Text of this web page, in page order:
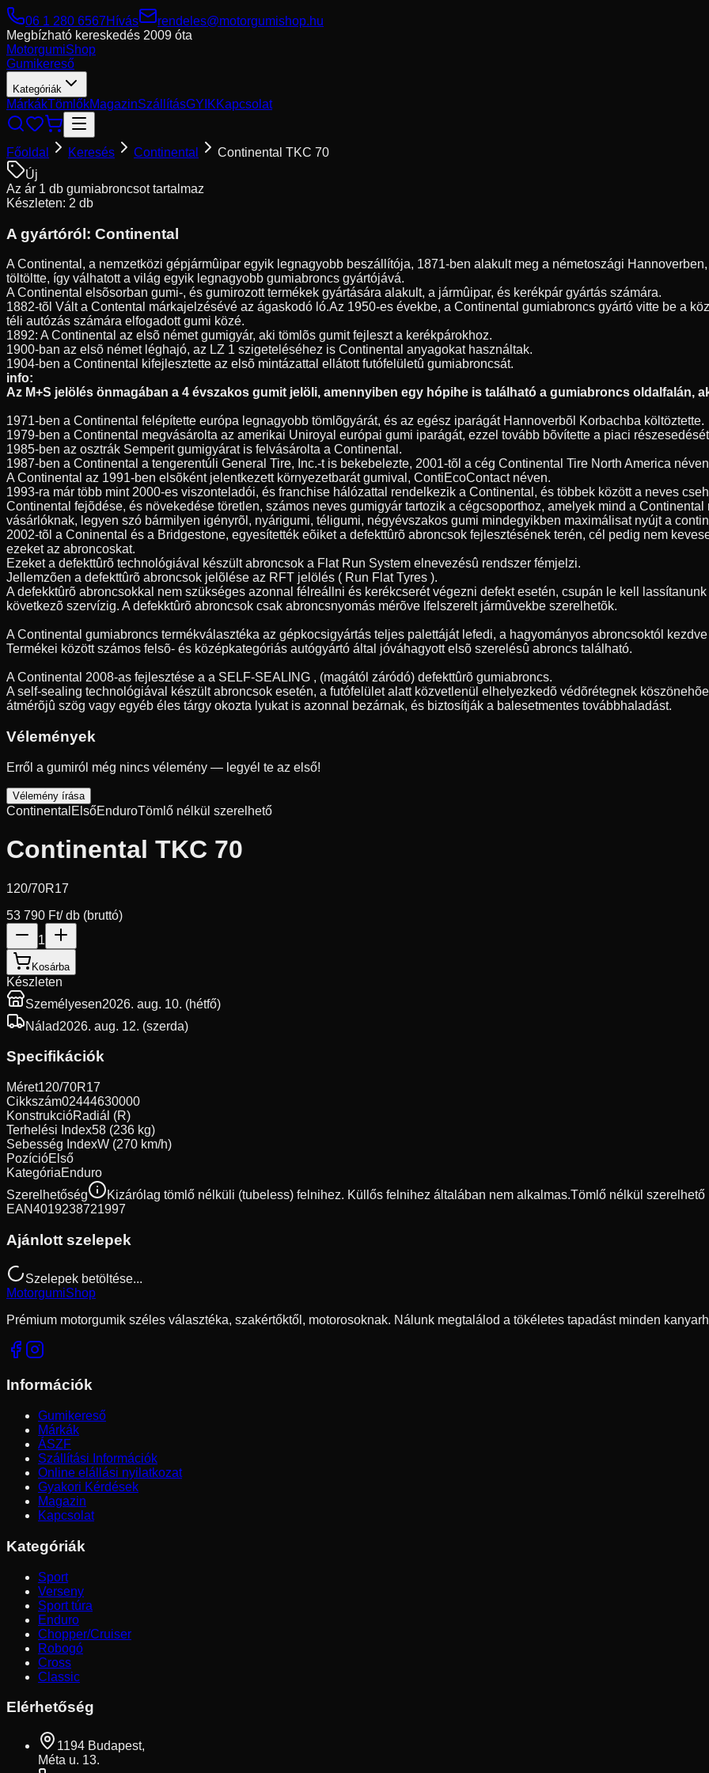
06 1 280 6567Hívás
rendeles@motorgumishop.hu
Megbízható kereskedés 2009 óta
MotorgumiShop
Gumikereső
Kategóriák
MárkákTömlőkMagazinSzállításGYIKKapcsolat
Főoldal Keresés Continental
Continental TKC 70
Új
Az ár 1 db gumiabroncsot tartalmaz
Készleten: 2 db
A gyártóról: Continental
A Continental, a nemzetközi gépjármûipar egyik legnagyobb beszállítója, 1871-ben alakult meg a németoszági
töltöltte, így válhatott a világ egyik legnagyobb gumiabroncs gyártójává.
A Continental elsõsorban gumi-, és gumirozott termékek gyártására alakult, a jármûipar, és kerékpár gyártás számára.
1882-tõl Vált a Contental márkajelzésévé az ágaskodó ló.Az 1950-es évekbe, a Continental gumiabroncs gyártó vitte be a
téli autózás számára elfogadott gumi közé.
1892: A Continental az elsõ német gumigyár, aki tömlõs gumit fejleszt a kerékpárokhoz.
1900-ban az elsõ német léghajó, az LZ 1 szigeteléséhez is Continental anyagokat használtak.
1904-ben a Continental kifejlesztette az elsõ mintázattal ellátott futófelületû gumiabroncsát.
info:
Az M+S jelölés önmagában a 4 évszakos gumit jelöli, amennyiben egy hópihe is található a gumiabroncs oldalfalán,
1971-ben a Continental felépítette európa legnagyobb tömlõgyárát, és az egész iparágát Hannoverbõl Korbachba költöztette.
1979-ben a Continental megvásárolta az amerikai Uniroyal európai gumi iparágát, ezzel tovább bõvítette a piaci
1985-ben az osztrák Semperit gumigyárat is felvásárolta a Continental.
1987-ben a Continental a tengerentúli General Tire, Inc.-t is bekebelezte, 2001-tõl a cég Continental Tire North America
A Continental az 1991-ben elsõként jelentkezett környezetbarát gumival, ContiEcoContact néven.
1993-ra már több mint 2000-es viszonteladói, és franchise hálózattal rendelkezik a Continental, és többek között a neves
Continental fejõdése, és növekedése töretlen, számos neves gumigyár tartozik a cégcsoporthoz, amelyek mind a
vásárlóknak, legyen szó bármilyen igényrõl, nyárigumi, téligumi, négyévszakos gumi mindegyikben maximálisat nyújt a
2002-tõl a Coninental és a Bridgestone, egyesítették eõiket a defekttûrõ abroncsok fejlesztésének terén, cél pedig nem
ezeket az abroncoskat.
Ezeket a defekttûrõ technológiával készült abroncsok a Flat Run System elnevezésû rendszer fémjelzi.
Jellemzõen a defekttûrõ abroncsok jelõlése az RFT jelölés ( Run Flat Tyres ).
A defekktûrõ abroncsokkal nem szükséges azonnal félreállni és kerékcserét végezni defekt esetén, csupán le kell
következõ szervízig. A defekktûrõ abroncsok csak abroncsnyomás mérõve lfelszerelt jármûvekbe szerelhetõk.
A Continental gumiabroncs termékválasztéka az gépkocsigyártás teljes palettáját lefedi, a hagyományos abroncsoktól
Termékei között számos felsõ- és középkategóriás autógyártó által jóváhagyott elsõ szerelésû abroncs található.
A Continental 2008-as fejlesztése a a SELF-SEALING , (magától záródó) defekttûrõ gumiabroncs.
A self-sealing technológiával készült abroncsok esetén, a futófelület alatt közvetlenül elhelyezkedõ védõrétegnek
átmérõjû szög vagy egyéb éles tárgy okozta lyukat is azonnal bezárnak, és biztosítják a balesetmentes továbbhaladást.
Vélemények
Erről a gumiról még nincs vélemény — legyél te az első!
Vélemény írása
Continental ElsőEnduroTömlő nélkül szerelhető
Continental TKC 70
120/70R17
53 790 Ft/ db (bruttó)
1
Kosárba
Készleten
Személyesen2026. aug. 10. (hétfő)
Nálad2026. aug. 12. (szerda)
Specifikációk
Méret120/70R17
Cikkszám02444630000
KonstrukcióRadiál (R)
Terhelési Index58 (236 kg)
Sebesség IndexW (270 km/h)
PozícióElső
KategóriaEnduro
Szerelhetőség
Kizárólag tömlő nélküli (tubeless) felnihez. Küllős felnihez általában nem alkalmas.Tömlő nélkül szerelhető
EAN4019238721997
Ajánlott szelepek
Szelepek betöltése...
MotorgumiShop
Prémium motorgumik széles választéka, szakértőktől, motorosoknak. Nálunk megtalálod a tökéletes tapadást minden
Információk
Gumikereső
Márkák
ÁSZF
Szállítási Információk
Online elállási nyilatkozat
Gyakori Kérdések
Magazin
Kapcsolat
Kategóriák
Sport
Verseny
Sport túra
Enduro
Chopper/Cruiser
Robogó
Cross
Classic
Elérhetőség
1194 Budapest,
Méta u. 13.